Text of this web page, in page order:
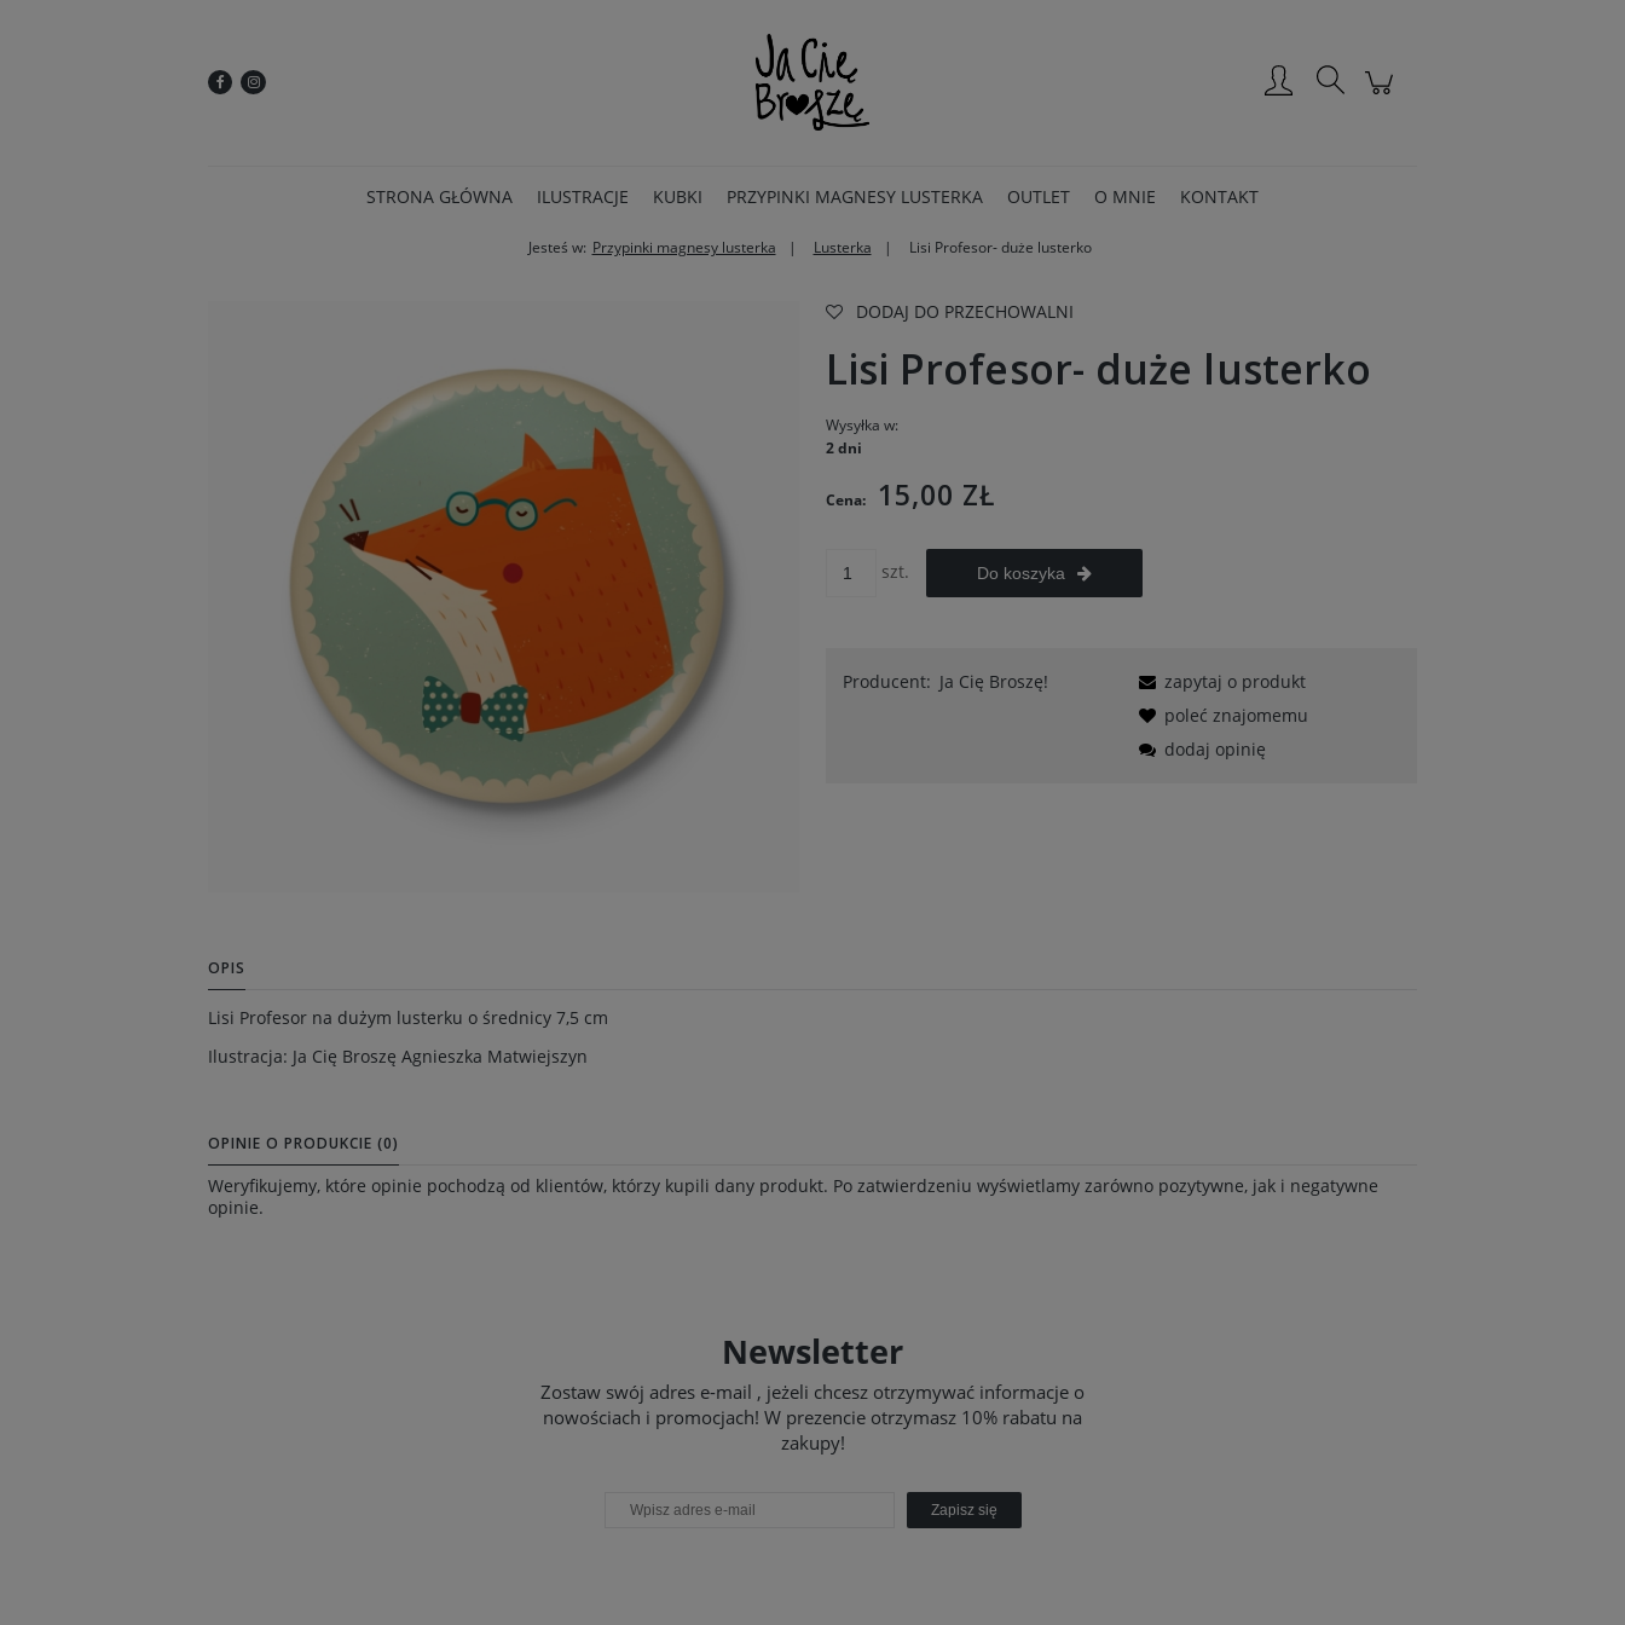
STRONA GŁÓWNA ILUSTRACJE KUBKI PRZYPINKI MAGNESY LUSTERKA OUTLET O MNIE KONTAKT
Jesteś w: Przypinki magnesy lusterka Lusterka Lisi Profesor- duże lusterko
DODAJ DO PRZECHOWALNI
Lisi Profesor- duże lusterko
Wysyłka w:
2 dni
Cena: 15,00 ZŁ
szt. Do koszyka
Producent: Ja Cię Broszę!
zapytaj o produkt
poleć znajomemu
dodaj opinię
OPIS
Lisi Profesor na dużym lusterku o średnicy 7,5 cm
Ilustracja: Ja Cię Broszę Agnieszka Matwiejszyn
OPINIE O PRODUKCIE (0)
Weryfikujemy, które opinie pochodzą od klientów, którzy kupili dany produkt. Po zatwierdzeniu wyświetlamy zarówno pozytywne, jak i negatywne
opinie.
Newsletter
Zostaw swój adres e-mail , jeżeli chcesz otrzymywać informacje o
nowościach i promocjach! W prezencie otrzymasz 10% rabatu na
zakupy!
Zapisz się